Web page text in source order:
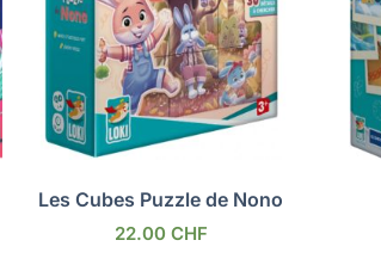
Les Cubes Puzzle de Nono
22.00 CHF